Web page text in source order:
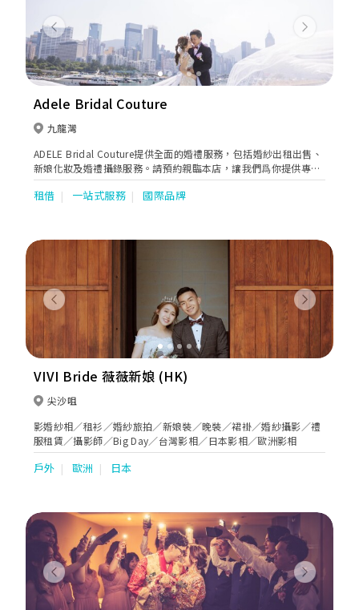
Previous Next
Adele Bridal Couture
九龍灣
ADELE Bridal Couture提供全面的婚禮服務，包括婚紗出租出售、
新娘化妝及婚禮攝錄服務。請預約親臨本店，讓我們爲你提供專業
的建議。
租借 一站式服務 國際品牌
Previous Next
VIVI Bride 薇薇新娘 (HK)
尖沙咀
影婚紗相／租衫／婚紗旅拍／新娘裝／晚裝／裙褂／婚紗攝影／禮
服租賃／攝影師／Big Day／台灣影相／日本影相／歐洲影相
戶外 歐洲 日本
Previous Next